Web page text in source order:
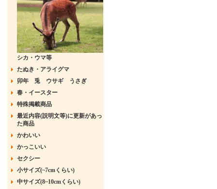
シカ・ウマ等
たぬき・アライグマ
卯年 兎 ウサギ うさぎ
春・イースター
特殊掲載商品
最近内容(説明文等)に更新があっ
た商品
かわいい
かっこいい
セクシー
小サイズ(~7cmくらい)
中サイズ(8~10cmくらい)